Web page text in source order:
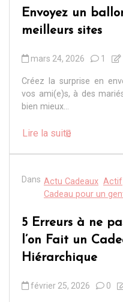
Envoyez un
meilleurs sites
mars 24, 2026 1
Créez la surprise en
vos ami(e)s, à des
bien mieux...
Lire la suite
Dans Actu Cadeaux Actif
Cadeau pour un
5 Erreurs à ne
l’on Fait un
Hiérarchique
février 25, 2026 0